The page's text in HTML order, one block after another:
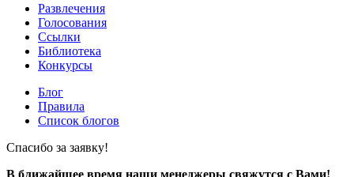
Развлечения
Голосования
Ссылки
Библиотека
Конкурсы
Блог
Правила
Список блогов
Спасибо за заявку!
В ближайшее время наши менеджеры свяжутся с Вами!